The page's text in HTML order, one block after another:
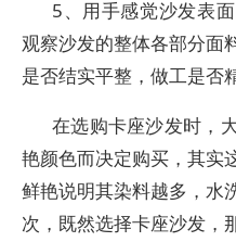
5、用手感觉沙发表
观察沙发的整体各部分面
是否结实平整，做工是否
在选购卡座沙发时，
艳颜色而决定购买，其实
鲜艳说明其染料越多，水
次，既然选择卡座沙发，